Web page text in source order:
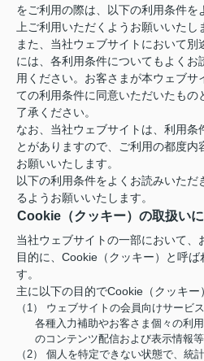
をご利用の際は、以下の利用条件
上ご利用いただくようお願いいたし
また、当社ウェブサイトにおいて
には、各利用条件についてもよくお
用ください。お客さまが本ウェブ
ての利用条件に同意いただいたも
了承ください。
なお、当社ウェブサイトは、利用条
とがありますので、ご利用の都度内
お願いいたします。
以下の利用条件をよくお読みいただ
るようお願いいたします。
Cookie（クッキー）の取扱い
当社ウェブサイトの一部において、
目的に、Cookie（クッキー）と呼
す。
主に以下の目的でCookie（クッキー
（1） ウェブサイトの会員向けサービ
各種入力補助やお客さま個々の利
のコンテンツ配信および表示情報
（2） 個人を特定できない状態で、統